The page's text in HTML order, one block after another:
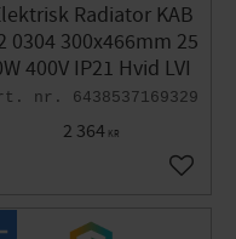
Radiator KAB
0304 300x466mm 25
400V IP21 Hvid LVI
6438537169329
2 364 KR
Gem